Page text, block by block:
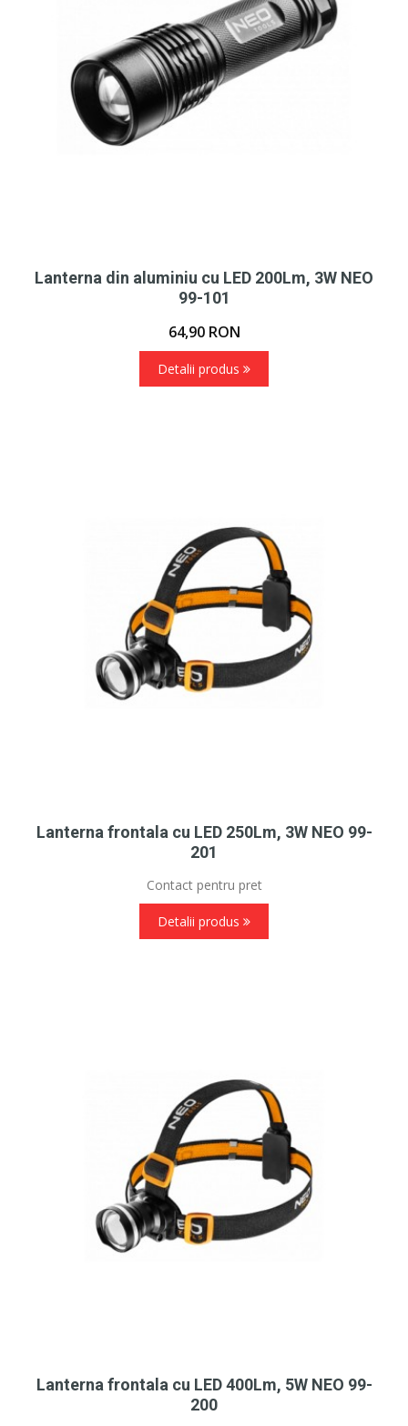
Lanterna din aluminiu cu LED 200Lm, 3W NEO
99-101
64,90 RON
Detalii produs
Lanterna frontala cu LED 250Lm, 3W NEO 99-
201
Contact pentru pret
Detalii produs
Lanterna frontala cu LED 400Lm, 5W NEO 99-
200